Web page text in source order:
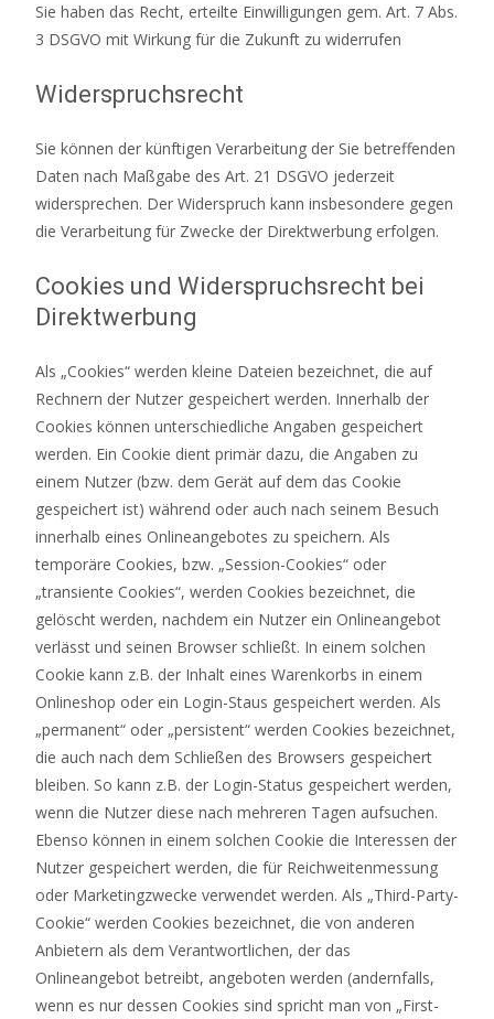
Sie haben das Recht, erteilte Einwilligungen gem. Art. 7 Abs.
3 DSGVO mit Wirkung für die Zukunft zu widerrufen
Widerspruchsrecht
Sie können der künftigen Verarbeitung der Sie betreffenden
Daten nach Maßgabe des Art. 21 DSGVO jederzeit
widersprechen. Der Widerspruch kann insbesondere gegen
die Verarbeitung für Zwecke der Direktwerbung erfolgen.
Cookies und Widerspruchsrecht bei
Direktwerbung
Als „Cookies“ werden kleine Dateien bezeichnet, die auf
Rechnern der Nutzer gespeichert werden. Innerhalb der
Cookies können unterschiedliche Angaben gespeichert
werden. Ein Cookie dient primär dazu, die Angaben zu
einem Nutzer (bzw. dem Gerät auf dem das Cookie
gespeichert ist) während oder auch nach seinem Besuch
innerhalb eines Onlineangebotes zu speichern. Als
temporäre Cookies, bzw. „Session-Cookies“ oder
„transiente Cookies“, werden Cookies bezeichnet, die
gelöscht werden, nachdem ein Nutzer ein Onlineangebot
verlässt und seinen Browser schließt. In einem solchen
Cookie kann z.B. der Inhalt eines Warenkorbs in einem
Onlineshop oder ein Login-Staus gespeichert werden. Als
„permanent“ oder „persistent“ werden Cookies bezeichnet,
die auch nach dem Schließen des Browsers gespeichert
bleiben. So kann z.B. der Login-Status gespeichert werden,
wenn die Nutzer diese nach mehreren Tagen aufsuchen.
Ebenso können in einem solchen Cookie die Interessen der
Nutzer gespeichert werden, die für Reichweitenmessung
oder Marketingzwecke verwendet werden. Als „Third-Party-
Cookie“ werden Cookies bezeichnet, die von anderen
Anbietern als dem Verantwortlichen, der das
Onlineangebot betreibt, angeboten werden (andernfalls,
wenn es nur dessen Cookies sind spricht man von „First-